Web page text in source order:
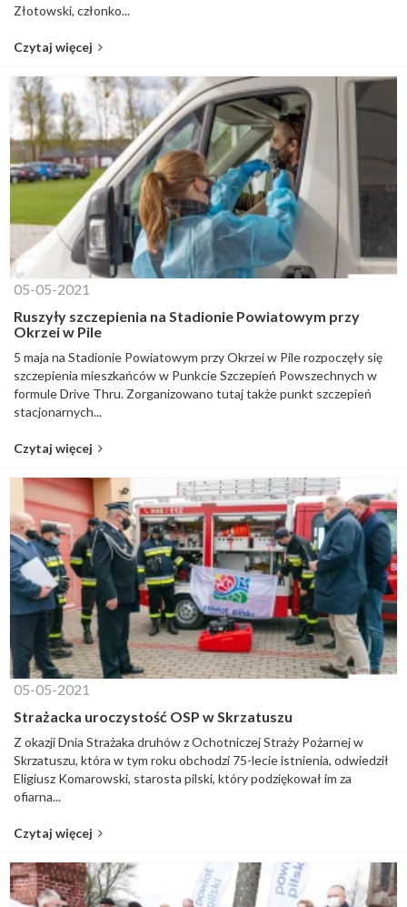
Złotowski, członko...
Czytaj więcej
05-05-2021
Ruszyły szczepienia na Stadionie Powiatowym przy
Okrzei w Pile
5 maja na Stadionie Powiatowym przy Okrzei w Pile rozpoczęły się
szczepienia mieszkańców w Punkcie Szczepień Powszechnych w
formule Drive Thru. Zorganizowano tutaj także punkt szczepień
stacjonarnych...
Czytaj więcej
05-05-2021
Strażacka uroczystość OSP w Skrzatuszu
Z okazji Dnia Strażaka druhów z Ochotniczej Straży Pożarnej w
Skrzatuszu, która w tym roku obchodzi 75-lecie istnienia, odwiedził
Eligiusz Komarowski, starosta pilski, który podziękował im za
ofiarna...
Czytaj więcej